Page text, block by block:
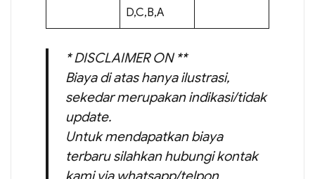
D,C,B,A
* DISCLAIMER ON **
Biaya di atas hanya ilustrasi,
sekedar merupakan indikasi/tidak
update.
Untuk mendapatkan biaya
terbaru silahkan hubungi kontak
kami via whatsapp/telpon